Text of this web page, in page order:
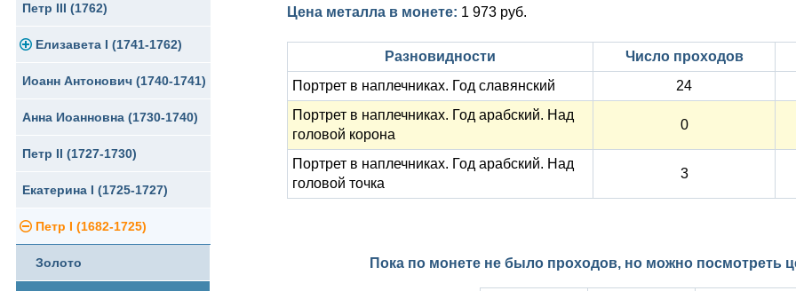
Памятные и донативные
Для Грузии
Русско-Польские
Для Польши
Памятные и донативные
Медь
Для Грузии
Для Польши
Серебро
Медь
Золото
Серебро
Медь
Сибирские монеты
Для Молдавии и Валахии
Таврические монеты
Петр III (1762)
Елизавета I (1741-1762)
Золото
Серебро
Медь
Для Пруссии
Ливонезы
Альбертусталер
Иоанн Антонович (1740-1741)
Анна Иоанновна (1730-1740)
Петр II (1727-1730)
Екатерина I (1725-1727)
Петр I (1682-1725)
Золото
Цена металла в монете: 1 973 руб.
Разновидности Число проходов
Портрет в наплечниках. Год славянский
24
Портрет в наплечниках. Год арабский. Над
головой корона
0
Портрет в наплечниках. Год арабский. Над
головой точка
3
Пока по монете не было проходов, но можно посмотреть